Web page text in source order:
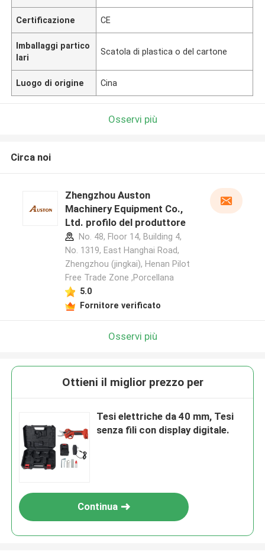
Certificazione CE
Imballaggi partico
lari
Scatola di plastica o del cartone
Luogo di origine Cina
Osservi più
Circa noi
Zhengzhou Auston
Machinery Equipment Co.,
Ltd. profilo del produttore
No. 48, Floor 14, Building 4,
No. 1319, East Hanghai Road,
Zhengzhou (jingkai), Henan Pilot
Free Trade Zone ,Porcellana
5.0
Fornitore verificato
Osservi più
Ottieni il miglior prezzo per
Tesi elettriche da 40 mm, Tesi
senza fili con display digitale.
Continua